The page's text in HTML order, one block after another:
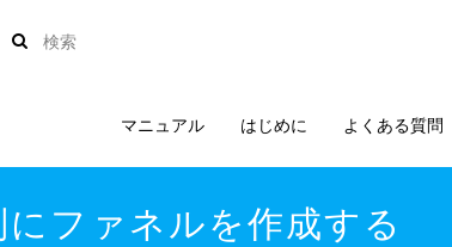
マニュアル はじめに よくある質問
ファネルを作成する